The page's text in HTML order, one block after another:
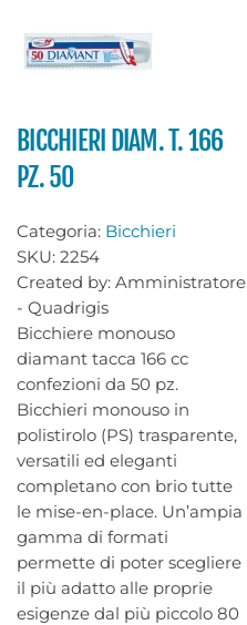
BICCHIERI DIAM. T. 166
PZ. 50
Categoria: Bicchieri
SKU: 2254
Created by: Amministratore
- Quadrigis
Bicchiere monouso
diamant tacca 166 cc
confezioni da 50 pz.
Bicchieri monouso in
polistirolo (PS) trasparente,
versatili ed eleganti
completano con brio tutte
le mise-en-place. Un’ampia
gamma di formati
permette di poter scegliere
il più adatto alle proprie
esigenze dal più piccolo 80